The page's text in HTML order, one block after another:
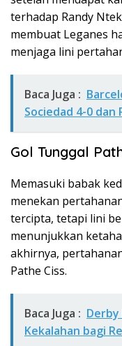
terhadap Randy
membuat Leganes
menjaga lini
Baca Juga :
Sociedad 4-0 dan
Gol Tunggal
Memasuki babak
menekan
tercipta, tetapi lini
menunjukkan
akhirnya,
Pathe Ciss.
Baca Juga :
Kekalahan bagi